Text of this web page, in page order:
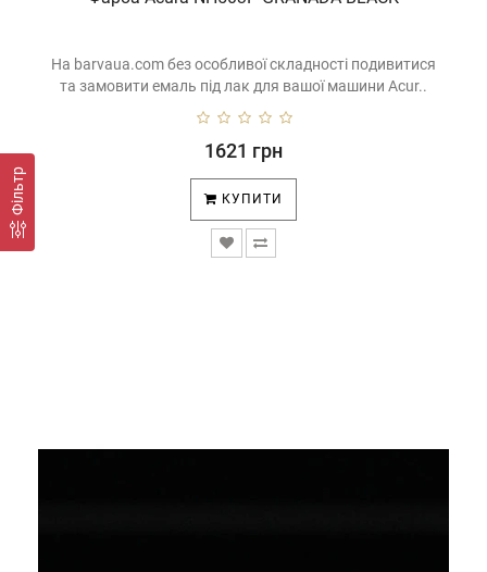
Фiльтр
На barvaua.com без особливої ​​складності подивитися
та замовити емаль під лак для вашої машини Acur..
1621 грн
КУПИТИ